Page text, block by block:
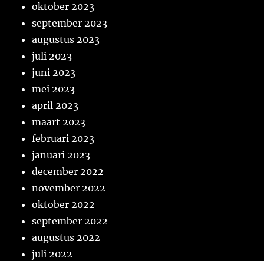
oktober 2023
september 2023
augustus 2023
juli 2023
juni 2023
mei 2023
april 2023
maart 2023
februari 2023
januari 2023
december 2022
november 2022
oktober 2022
september 2022
augustus 2022
juli 2022